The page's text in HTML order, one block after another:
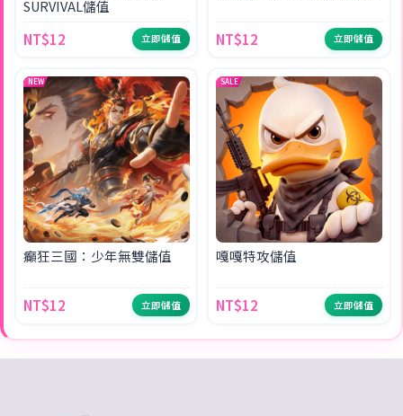
SURVIVAL儲值
NT$12
立即儲值 NT$12 立即儲值
NEW
癲狂三國：少年無雙儲值
NT$12 立即儲值
SALE
嘎嘎特攻儲值
NT$12 立即儲值